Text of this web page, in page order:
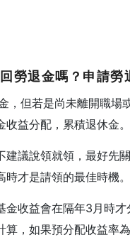
勞退金嗎？申請勞
，但若是尚未離開職場
益分配，累積退休金。
議說領就領，最好先
才是請領的最佳時機。
金收益會在隔年3月時
算，如果預分配收益率